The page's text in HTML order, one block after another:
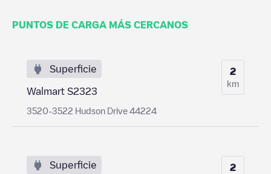
PUNTOS DE CARGA MÁS CERCANOS
Superficie
Walmart S2323
3520-3522 Hudson Drive 44224
2
km
Superficie 2